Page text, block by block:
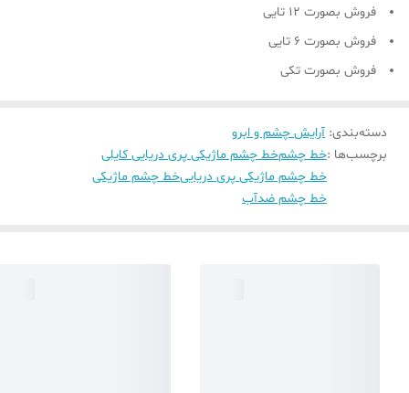
فروش بصورت 12 تایی
فروش بصورت 6 تایی
فروش بصورت تکی
دسته‌بندی: آرایش چشم و ابرو
برچسب‌ها :خط چشمخط چشم ماژیکی پری دریایی کایلی
خط چشم ماژیکی پری دریاییخط چشم ماژیکی
خط چشم ضدآب